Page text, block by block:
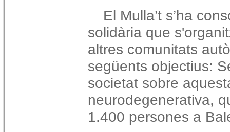
El Mulla’t s’ha
solidària que
altres comunitats
següents objectius:
societat sobre
neurodegenerativa,
1.400 persones a